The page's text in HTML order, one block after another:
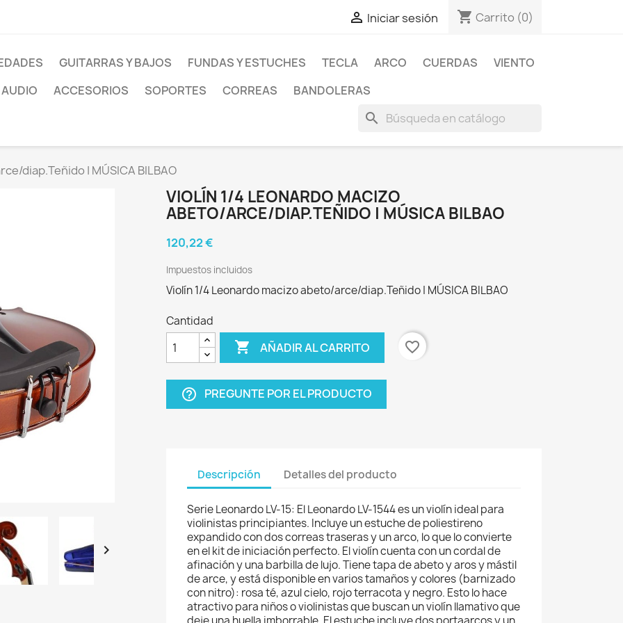
 Iniciar sesión shopping_cart Carrito (0)
GUITARRAS Y BAJOS FUNDAS Y ESTUCHES TECLA ARCO CUERDAS
VIENTO
AUDIO
ACCESORIOS SOPORTES CORREAS BANDOLERAS
search
diap.Teñido | MÚSICA BILBAO

VIOLÍN 1/4 LEONARDO MACIZO
ABETO/ARCE/DIAP.TEÑIDO | MÚSICA BILBAO
120,22 €
Impuestos incluidos
Violín 1/4 Leonardo macizo abeto/arce/diap.Teñido | MÚSICA BILBAO
Cantidad
 AÑADIR AL CARRITO favorite_border
help_outline PREGUNTE POR EL PRODUCTO
Descripción Detalles del producto
Serie Leonardo LV-15: El Leonardo LV-1544 es un violín ideal para
violinistas principiantes. Incluye un estuche de poliestireno
expandido con dos correas traseras y un arco, lo que lo convierte
en el kit de iniciación perfecto. El violín cuenta con un cordal de
afinación y una barbilla de lujo. Tiene tapa de abeto y aros y mástil
de arce, y está disponible en varios tamaños y colores (barnizado
con nitro): rosa té, azul cielo, rojo terracota y negro. Esto lo hace
atractivo para niños o violinistas que buscan un violín llamativo que